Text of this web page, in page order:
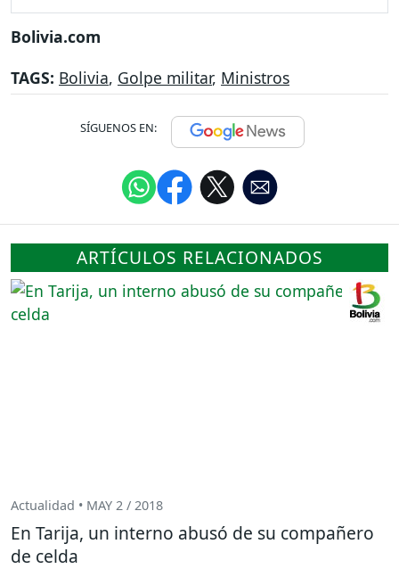
Bolivia.com
TAGS: Bolivia, Golpe militar, Ministros
SÍGUENOS EN:
ARTÍCULOS RELACIONADOS
Actualidad • MAY 2 / 2018
En Tarija, un interno abusó de su compañero
de celda